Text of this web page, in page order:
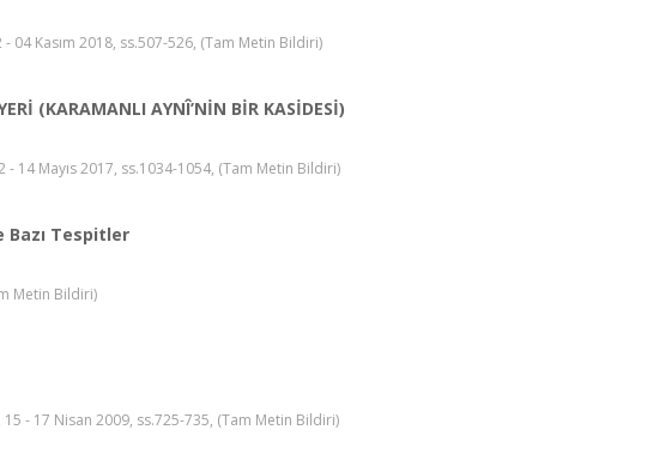
04 Kasım 2018, ss.507-526, (Tam Metin Bildiri)
(KARAMANLI AYNÎ’NİN BİR KASİDESİ)
14 Mayıs 2017, ss.1034-1054, (Tam Metin Bildiri)
Bazı Tespitler
Metin Bildiri)
- 17 Nisan 2009, ss.725-735, (Tam Metin Bildiri)